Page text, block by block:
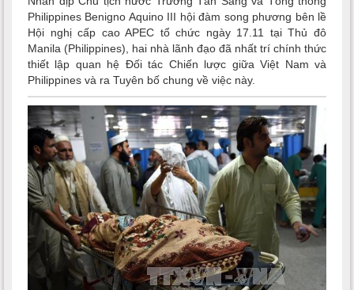
Philippines Benigno Aquino III hội đàm song phương bên lề
Hội nghị cấp cao APEC tổ chức ngày 17.11 tại Thủ đô
Manila (Philippines), hai nhà lãnh đạo đã nhất trí chính thức
thiết lập quan hệ Đối tác Chiến lược giữa Việt Nam và
Philippines và ra Tuyên bố chung về việc này.